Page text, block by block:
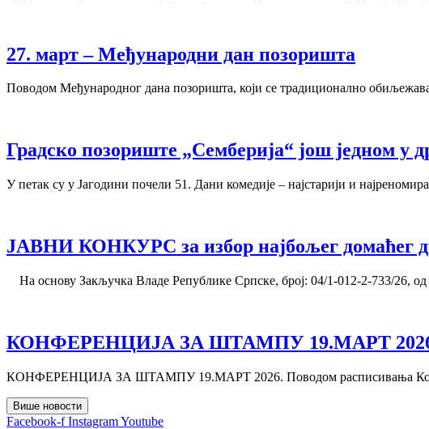
27. март – Међународни дан позоришта
Поводом Међународног дана позоришта, који се традиционално
Градско позориште „Семберија“ још једном у
У петак су у Јагодини почели 51. Дани комедије – најстарији и
ЈАВНИ КОНКУРС за избор најбољег домаћег
На основу Закључка Владе Републике Српске, број: 04/1-012-2-733/26,
КОНФЕРЕНЦИЈА ЗА ШТАМПУ 19.МАРТ
КОНФЕРЕНЦИЈА ЗА ШТАМПУ 19.МАРТ 2026. Поводом расписивања
Више новости
Facebook-f InstagramYoutube